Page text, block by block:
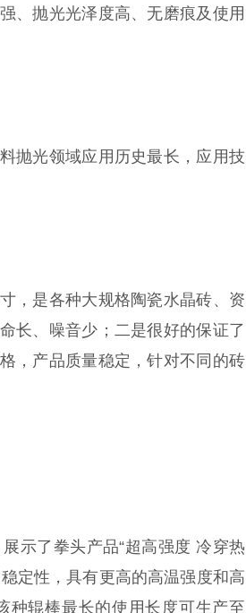
、抛光光泽度高、无磨痕及使用
抛光领域应用历史最长，应用技
，是各种大规格陶瓷水晶砖、资
长、噪音少；二是很好的保证了
，产品质量稳定，针对不同的砖
示了拳头产品“超高强度 冷穿热
定性，具有更高的高温强度和高
种辊棒最长的使用长度可生产至